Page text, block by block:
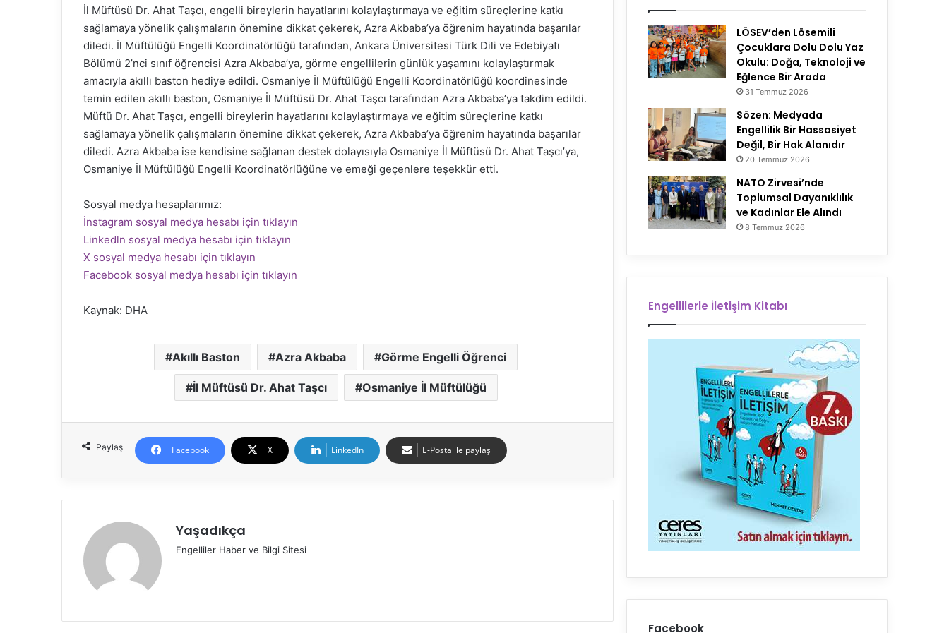
İl Müftüsü Dr. Ahat Taşcı, engelli bireylerin hayatlarını kolaylaştırmaya ve eğitim süreçlerine katkı
sağlamaya yönelik çalışmaların önemine dikkat çekerek, Azra Akbaba’ya öğrenim hayatında başarılar
diledi. İl Müftülüğü Engelli Koordinatörlüğü tarafından, Ankara Üniversitesi Türk Dili ve Edebiyatı
Bölümü 2’nci sınıf öğrencisi Azra Akbaba’ya, görme engellilerin günlük yaşamını kolaylaştırmak
amacıyla akıllı baston hediye edildi. Osmaniye İl Müftülüğü Engelli Koordinatörlüğü koordinesinde
temin edilen akıllı baston, Osmaniye İl Müftüsü Dr. Ahat Taşcı tarafından Azra Akbaba’ya takdim edildi.
Müftü Dr. Ahat Taşcı, engelli bireylerin hayatlarını kolaylaştırmaya ve eğitim süreçlerine katkı
sağlamaya yönelik çalışmaların önemine dikkat çekerek, Azra Akbaba’ya öğrenim hayatında başarılar
diledi. Azra Akbaba ise kendisine sağlanan destek dolayısıyla Osmaniye İl Müftüsü Dr. Ahat Taşcı’ya,
Osmaniye İl Müftülüğü Engelli Koordinatörlüğüne ve emeği geçenlere teşekkür etti.
Sosyal medya hesaplarımız:
İnstagram sosyal medya hesabı için tıklayın
Linkedln sosyal medya hesabı için tıklayın
X sosyal medya hesabı için tıklayın
Facebook sosyal medya hesabı için tıklayın
Kaynak: DHA
Akıllı Baston Azra Akbaba Görme Engelli Öğrenci
İl Müftüsü Dr. Ahat Taşcı Osmaniye İl Müftülüğü
Paylaş Facebook X LinkedIn E-Posta ile paylaş
Yaşadıkça
Engelliler Haber ve Bilgi Sitesi
LÖSEV’den Lösemili
Çocuklara Dolu Dolu Yaz
Okulu: Doğa, Teknoloji ve
Eğlence Bir Arada
31 Temmuz 2026
Sözen: Medyada
Engellilik Bir Hassasiyet
Değil, Bir Hak Alanıdır
20 Temmuz 2026
NATO Zirvesi’nde
Toplumsal Dayanıklılık
ve Kadınlar Ele Alındı
8 Temmuz 2026
Engellilerle İletişim Kitabı
Facebook